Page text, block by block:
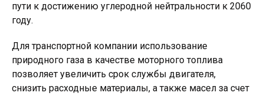
пути к достижению углеродной нейтральности к 2060
году.
Для транспортной компании использование
природного газа в качестве моторного топлива
позволяет увеличить срок службы двигателя,
снизить расходные материалы, а также масел за счет